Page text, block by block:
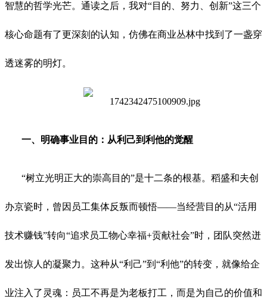
智慧的哲学光芒。通读之后，我对“目的、努力、创新”这三个
核心命题有了更深刻的认知，仿佛在商业丛林中找到了一盏穿
透迷雾的明灯。
一、明确事业目的：从利己到利他的觉醒
“树立光明正大的崇高目的”是十二条的根基。稻盛和夫创
办京瓷时，曾因员工集体反叛而顿悟——当经营目的从“活用
技术赚钱”转向“追求员工物心幸福+贡献社会”时，团队突然迸
发出惊人的凝聚力。这种从“利己”到“利他”的转变，就像给企
业注入了灵魂：员工不再是为老板打工，而是为自己的价值和